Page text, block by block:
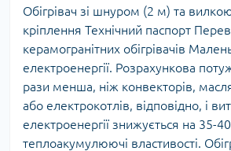
Обігрівач зі шнуром (2 м) та вилкою
кріплення Технічний паспорт
керамогранітних обігрівачів
електроенергії. Розрахункова
рази менша, ніж конвекторів,
або електрокотлів, відповідно, і
електроенергії знижується на 35-
теплоакумулюючі властивості.